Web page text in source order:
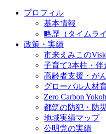
プロフィル
基本情報
略歴（タイムライ
政策・実績
市来えみこの
子育て3本柱・
高齢者支援・が
グローバル人材
Zero Carbon
都筑の防犯・防
地域実績マップ
公明党の実績